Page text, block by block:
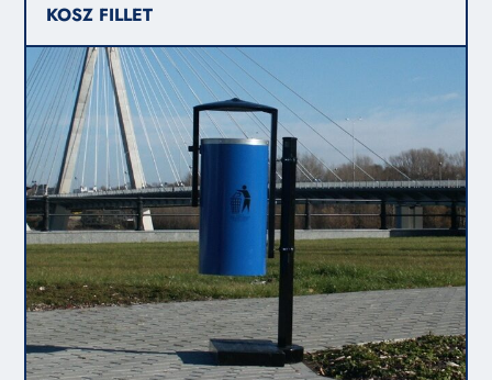
KOSZ FILLET